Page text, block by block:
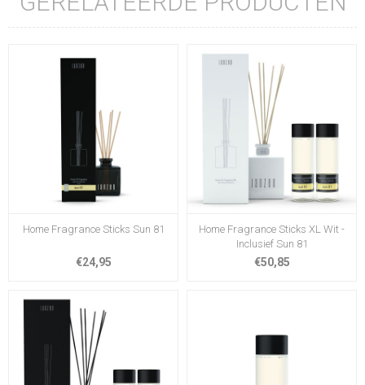
Home Fragrance Sticks Sun 81
€24,95
Home Fragrance Sticks XL Wit -
Inclusief Sun 81
€50,85